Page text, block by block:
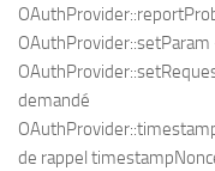
demandé
de rappel